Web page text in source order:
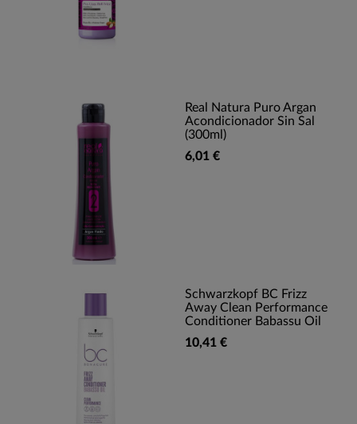
Real Natura Puro Argan
Acondicionador Sin Sal
(300ml)
6,01 €
Schwarzkopf BC Frizz
Away Clean Performance
Conditioner Babassu Oil
10,41 €